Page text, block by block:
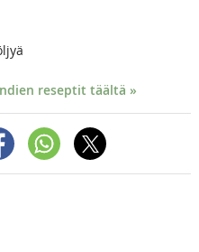
reseptit täältä »